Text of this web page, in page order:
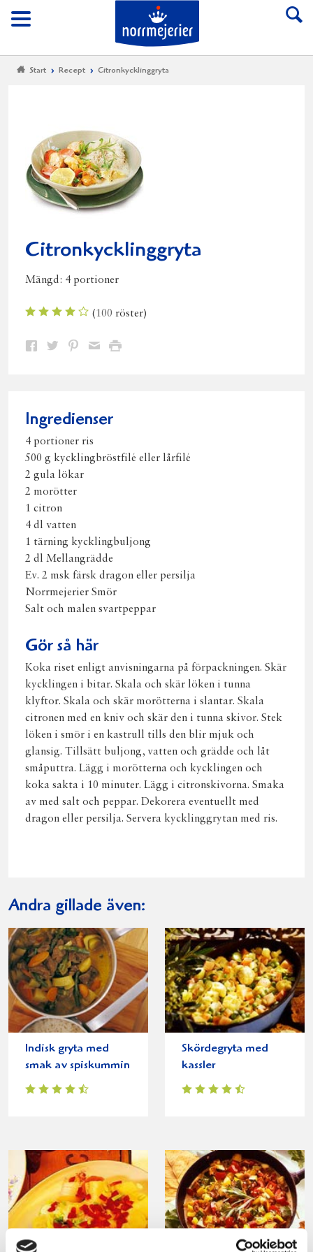
Meny
Till Norrmejerier
Start Recept Citronkycklinggryta
Citronkycklinggryta
Mängd: 4 portioner
(100 röster)
Dela Dela Dela DelaSkriv
Ingredienser
4 portioner ris
500 g kycklingbröstfilé eller lårfilé
2 gula lökar
2 morötter
1 citron
4 dl vatten
1 tärning kycklingbuljong
2 dl Mellangrädde
Ev. 2 msk färsk dragon eller persilja
Norrmejerier Smör
Salt och malen svartpeppar
Gör så här
Koka riset enligt anvisningarna på förpackningen. Skär
kycklingen i bitar. Skala och skär löken i tunna
klyftor. Skala och skär morötterna i slantar. Skala
citronen med en kniv och skär den i tunna skivor. Stek
löken i smör i en kastrull tills den blir mjuk och
glansig. Tillsätt buljong, vatten och grädde och låt
småputtra. Lägg i morötterna och kycklingen och
koka sakta i 10 minuter. Lägg i citronskivorna. Smaka
av med salt och peppar. Dekorera eventuellt med
dragon eller persilja. Servera kycklinggrytan med ris.
Andra gillade även:
Indisk gryta med
smak av spiskummin
Skördegryta med
kassler